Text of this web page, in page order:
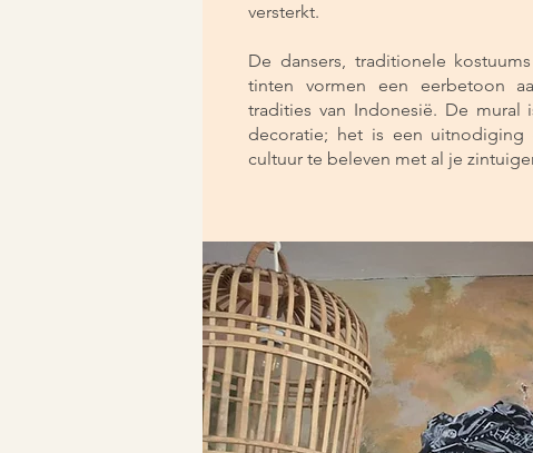
versterkt.
De dansers, traditionele
tinten vormen een eerbetoon
tradities van Indonesië. De mural
decoratie; het is een uitnodiging
cultuur te beleven met al je